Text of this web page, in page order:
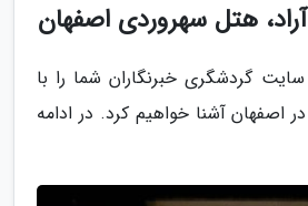
هتل سهروردی اصفهان
گردشگری خبرنگاران شما را با
اصفهان آشنا خواهیم کرد. در ادامه